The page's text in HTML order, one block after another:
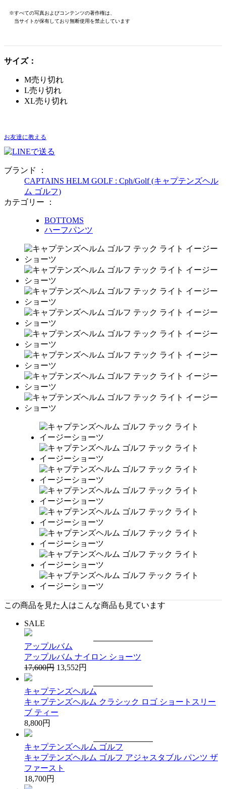
※すべての写真およびコンテンツの著作権は、
当サイトが保有しており無断使用を禁止しています
サイズ：
M売り切れ
L売り切れ
XL売り切れ
お友達に教える
ブランド ：
CAPTAINS HELM GOLF : Cph/Golf (キャプテンズヘル
ム ゴルフ)
カテゴリー ：
BOTTOMS
ハーフパンツ
この商品を見た人はこんな商品も見ています
SALE
アップルバム
アップルバム ナイロン ショーツ
17,600円 13,552円
キャプテンズヘルム
キャプテンズヘルム クラシック ロゴ ショートスリー
ブ ティー
8,800円
キャプテンズヘルム ゴルフ
キャプテンズヘルム ゴルフ アジャスタブル パンツ ザ
ファースト
18,700円